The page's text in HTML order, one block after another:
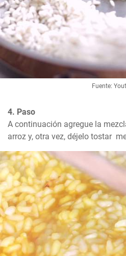
Fuente:
4. Paso
A continuación agregue la
arroz y, otra vez, déjelo tostar